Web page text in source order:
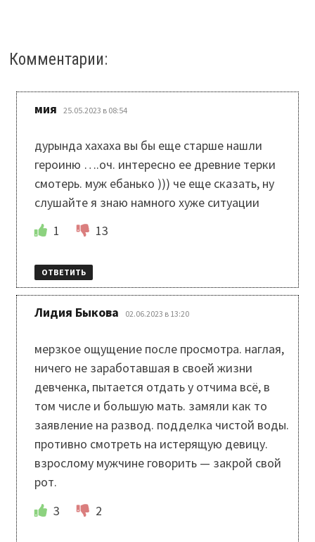
Комментарии:
мия 25.05.2023 в 08:54
дурында хахаха вы бы еще старше нашли
героиню ….оч. интересно ее древние терки
смотерь. муж ебанько ))) че еще сказать, ну
слушайте я знаю намного хуже ситуации
1
13
ОТВЕТИТЬ
Лидия Быкова 02.06.2023 в 13:20
мерзкое ощущение после просмотра. наглая,
ничего не заработавшая в своей жизни
девченка, пытается отдать у отчима всё, в
том числе и большую мать. замяли как то
заявление на развод. подделка чистой воды.
противно смотреть на истерящую девицу.
взрослому мужчине говорить — закрой свой
рот.
3
2